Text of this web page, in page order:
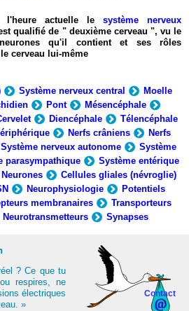
l'heure actuelle le système nerveux
qualifié de " deuxième cerveau ", vu le
qu'il contient et ses rôles
cerveau lui-même
Système nerveux central
Moelle
Pont
Mésencéphale
Diencéphale
Télencéphale
Nerfs crâniens
Nerfs
Système nerveux autonome
Système
parasympathique
Système entérique
Neurones
Cellules gliales (névroglie)
Neurophysiologie
Potentiels
membranaires
Transporteurs
Neurotransmetteurs Synapses
Contact
? Ce que tu
respires, ne
électriques
»